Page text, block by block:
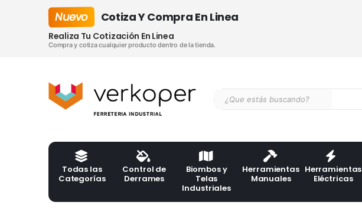
Nuevo Cotiza Y Compra En Linea
Realiza Tu Cotización En Linea
Compra y cotiza cualquier producto dentro de la tienda.
Todas las
Categorías
Control de
Derrames
Biombos y
Telas
Industriales
Herramientas
Manuales
Herramientas
Eléctricas